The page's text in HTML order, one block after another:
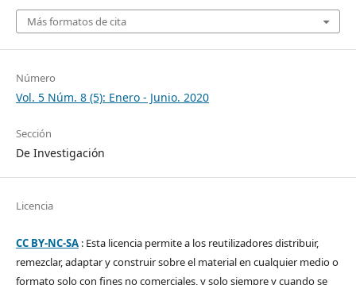
Más formatos de cita
Número
Vol. 5 Núm. 8 (5): Enero - Junio. 2020
Sección
De Investigación
Licencia
CC BY-NC-SA: Esta licencia permite a los reutilizadores distribuir,
remezclar, adaptar y construir sobre el material en cualquier medio o
formato solo con fines no comerciales, y solo siempre y cuando se